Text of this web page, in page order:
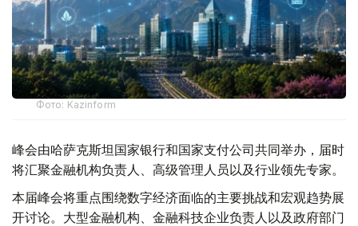
Фото: Kazinform
峰会由哈萨克斯坦国家银行和国家支付公司共同举办，届时
将汇聚金融机构负责人、高级管理人员以及行业领先专家。
本届峰会将重点围绕数字经济面临的主要挑战和宏观趋势展
开讨论。大型金融机构、金融科技企业负责人以及政府部门